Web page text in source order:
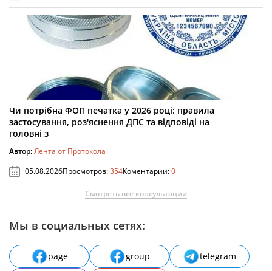
Чи потрібна ФОП печатка у 2026 році: правила
застосування, роз'яснення ДПС та відповіді на
головні з
Автор:Лента от Протокола
05.08.2026Просмотров:354Коментарии:0
Смотреть все консультации
Мы в социальных сетях:
page group
telegram